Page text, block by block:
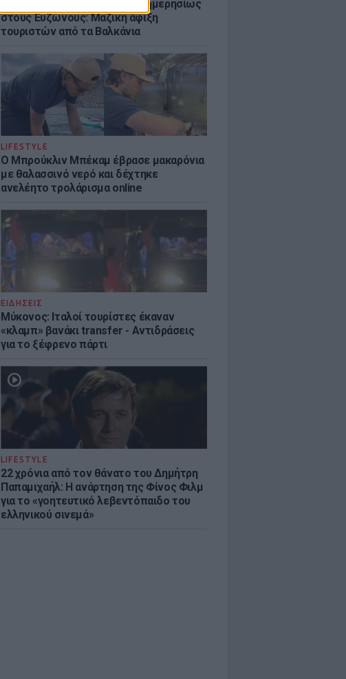
Πάνω από 45.000 διελεύσεις ημερησίως
στους Ευζώνους: Μαζική άφιξη
τουριστών από τα Βαλκάνια
LIFESTYLE
Ο Μπρούκλιν Μπέκαμ έβρασε μακαρόνια
με θαλασσινό νερό και δέχτηκε
ανελέητο τρολάρισμα online
ΕΙΔΗΣΕΙΣ
Μύκονος: Ιταλοί τουρίστες έκαναν
«κλαμπ» βανάκι transfer - Αντιδράσεις
για το ξέφρενο πάρτι
LIFESTYLE
22 χρόνια από τον θάνατο του Δημήτρη
Παπαμιχαήλ: Η ανάρτηση της Φίνος Φιλμ
για το «γοητευτικό λεβεντόπαιδο του
ελληνικού σινεμά»